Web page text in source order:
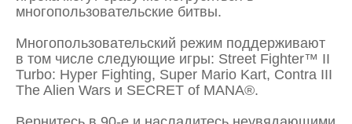
многопользовательские битвы.
Многопользовательский режим поддерживают
в том числе следующие игры: Street Fighter™ II
Turbo: Hyper Fighting, Super Mario Kart, Contra III
The Alien Wars и SECRET of MANA®.